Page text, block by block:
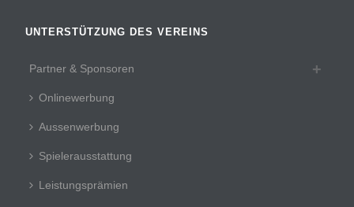
UNTERSTÜTZUNG DES VEREINS
Partner & Sponsoren
Onlinewerbung
Aussenwerbung
Spielerausstattung
Leistungsprämien